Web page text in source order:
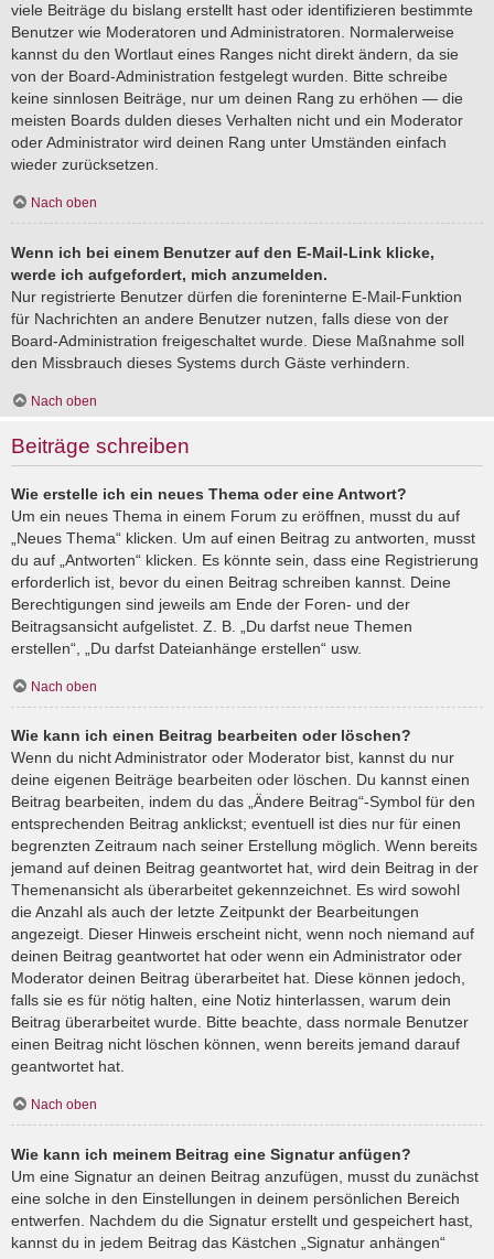
viele Beiträge du bislang erstellt hast oder identifizieren bestimmte
Benutzer wie Moderatoren und Administratoren. Normalerweise
kannst du den Wortlaut eines Ranges nicht direkt ändern, da sie
von der Board-Administration festgelegt wurden. Bitte schreibe
keine sinnlosen Beiträge, nur um deinen Rang zu erhöhen — die
meisten Boards dulden dieses Verhalten nicht und ein Moderator
oder Administrator wird deinen Rang unter Umständen einfach
wieder zurücksetzen.
Nach oben
Wenn ich bei einem Benutzer auf den E-Mail-Link klicke,
werde ich aufgefordert, mich anzumelden.
Nur registrierte Benutzer dürfen die foreninterne E-Mail-Funktion
für Nachrichten an andere Benutzer nutzen, falls diese von der
Board-Administration freigeschaltet wurde. Diese Maßnahme soll
den Missbrauch dieses Systems durch Gäste verhindern.
Nach oben
Beiträge schreiben
Wie erstelle ich ein neues Thema oder eine Antwort?
Um ein neues Thema in einem Forum zu eröffnen, musst du auf
„Neues Thema“ klicken. Um auf einen Beitrag zu antworten, musst
du auf „Antworten“ klicken. Es könnte sein, dass eine Registrierung
erforderlich ist, bevor du einen Beitrag schreiben kannst. Deine
Berechtigungen sind jeweils am Ende der Foren- und der
Beitragsansicht aufgelistet. Z. B. „Du darfst neue Themen
erstellen“, „Du darfst Dateianhänge erstellen“ usw.
Nach oben
Wie kann ich einen Beitrag bearbeiten oder löschen?
Wenn du nicht Administrator oder Moderator bist, kannst du nur
deine eigenen Beiträge bearbeiten oder löschen. Du kannst einen
Beitrag bearbeiten, indem du das „Ändere Beitrag“-Symbol für den
entsprechenden Beitrag anklickst; eventuell ist dies nur für einen
begrenzten Zeitraum nach seiner Erstellung möglich. Wenn bereits
jemand auf deinen Beitrag geantwortet hat, wird dein Beitrag in der
Themenansicht als überarbeitet gekennzeichnet. Es wird sowohl
die Anzahl als auch der letzte Zeitpunkt der Bearbeitungen
angezeigt. Dieser Hinweis erscheint nicht, wenn noch niemand auf
deinen Beitrag geantwortet hat oder wenn ein Administrator oder
Moderator deinen Beitrag überarbeitet hat. Diese können jedoch,
falls sie es für nötig halten, eine Notiz hinterlassen, warum dein
Beitrag überarbeitet wurde. Bitte beachte, dass normale Benutzer
einen Beitrag nicht löschen können, wenn bereits jemand darauf
geantwortet hat.
Nach oben
Wie kann ich meinem Beitrag eine Signatur anfügen?
Um eine Signatur an deinen Beitrag anzufügen, musst du zunächst
eine solche in den Einstellungen in deinem persönlichen Bereich
entwerfen. Nachdem du die Signatur erstellt und gespeichert hast,
kannst du in jedem Beitrag das Kästchen „Signatur anhängen“